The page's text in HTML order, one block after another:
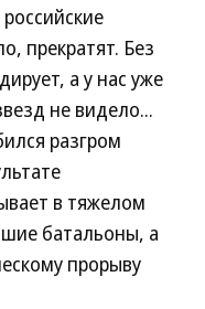
прекратят. Без
а у нас уже
не видело...
разгром
в тяжелом
батальоны, а
прорыву